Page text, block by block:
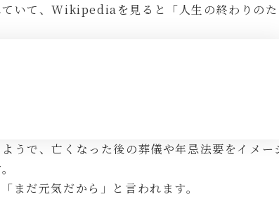
ていて、Wikipediaを見ると「人生の終わりの
うで、亡くなった後の葬儀や年忌法要をイメー
まだ元気だから」と言われます。